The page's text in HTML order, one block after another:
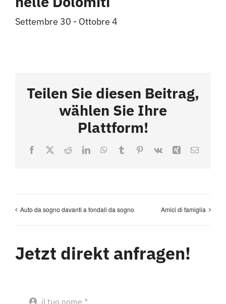
Settembre 30 - Ottobre 4
Teilen Sie diesen Beitrag,
wählen Sie Ihre
Plattform!
Facebook
X RedditLinkedInWhatsApp
TumblrPinterest
Vk Xing Email
Auto da sogno davanti a fondali da sogno Amici di famiglia
Jetzt direkt anfragen!